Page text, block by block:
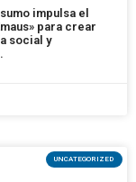
impulsa el
para crear
social y
UNCATEGORIZED